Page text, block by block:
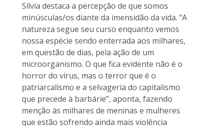
Sílvia destaca a percepção de que somos
minúsculas/os diante da imensidão da vida. “A
natureza segue seu curso enquanto vemos
nossa espécie sendo enterrada aos milhares,
em questão de dias, pela ação de um
microorganismo. O que fica evidente não é o
horror do vírus, mas o terror que é o
patriarcalismo e a selvageria do capitalismo
que precede à barbárie”, aponta, fazendo
menção às milhares de meninas e mulheres
que estão sofrendo ainda mais violência